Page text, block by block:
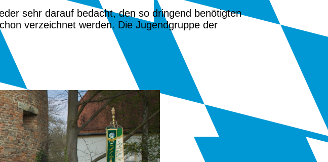
sehr darauf bedacht, den so dringend benötigten
verzeichnet werden. Die Jugendgruppe der